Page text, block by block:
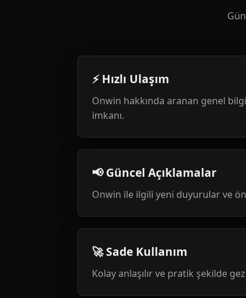
⚡ Hızlı Ulaşım
Onwin hakkında aranan genel
imkanı.
📢 Güncel Açıklamalar
Onwin ile ilgili yeni duyurular ve
🚀 Sade Kullanım
Kolay anlaşılır ve pratik şekilde